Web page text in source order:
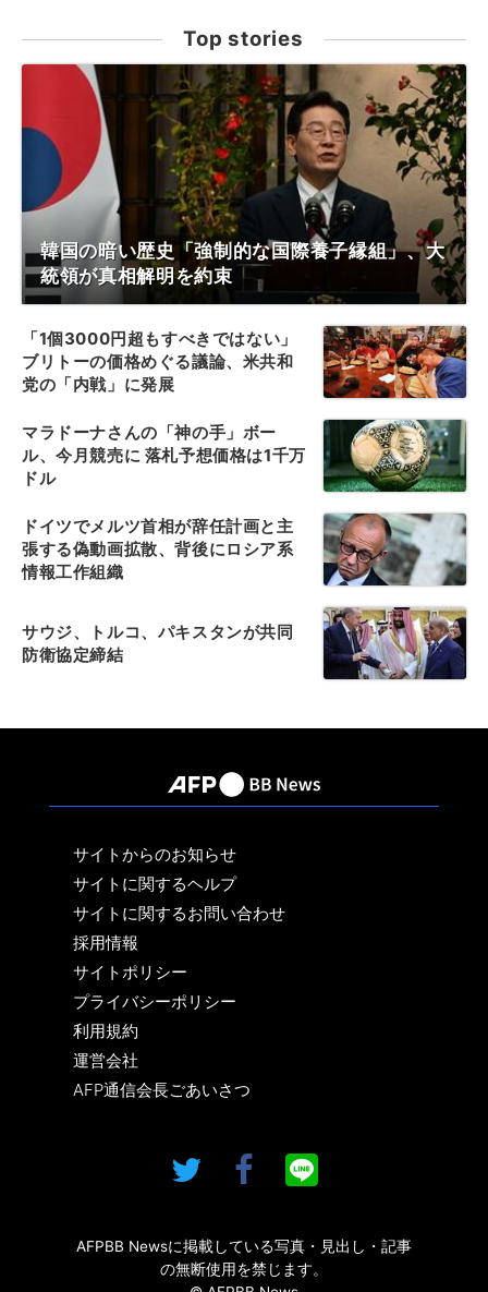
Top stories
韓国の暗い歴史「強制的な国際養子縁組」、大
統領が真相解明を約束
「1個3000円超もすべきではない」
ブリトーの価格めぐる議論、米共和
党の「内戦」に発展
マラドーナさんの「神の手」ボー
ル、今月競売に 落札予想価格は1千万
ドル
ドイツでメルツ首相が辞任計画と主
張する偽動画拡散、背後にロシア系
情報工作組織
サウジ、トルコ、パキスタンが共同
防衛協定締結
サイトからのお知らせ
サイトに関するヘルプ
サイトに関するお問い合わせ
採用情報
サイトポリシー
プライバシーポリシー
利用規約
運営会社
AFP通信会長ごあいさつ
AFPBB Newsに掲載している写真・見出し・記事
の無断使用を禁じます。